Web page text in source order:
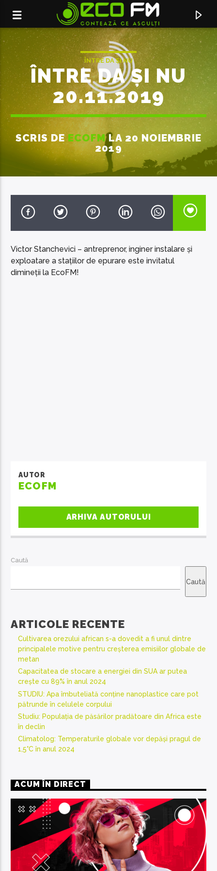
DOMINO & ALINA EREMIA
ÎNTRE DA ȘI NU
ÎNTRE DA ȘI NU
20.11.2019
SCRIS DEECOFMLA 20 NOIEMBRIE
2019
Victor Stanchevici – antreprenor, inginer instalare și
exploatare a stațiilor de epurare este invitatul
dimineții la EcoFM!
AUTOR
ECOFM
ARHIVA AUTORULUI
Caută
Caută
ARTICOLE RECENTE
Cultivarea orezului african s-a dovedit a fi unul dintre
principalele motive pentru creșterea emisiilor globale de
metan
Capacitatea de stocare a energiei din SUA ar putea
crește cu 89% în anul 2024
STUDIU: Apa îmbuteliată conține nanoplastice care pot
pătrunde în celulele corpului
Studiu: Populația de păsărilor pradătoare din Africa este
în declin
Climatolog: Temperaturile globale vor depăși pragul de
1,5°C în anul 2024
ACUM ÎN DIRECT